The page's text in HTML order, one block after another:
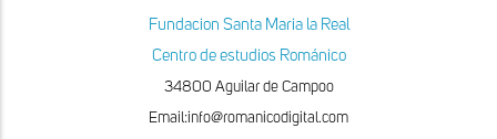
Fundacion Santa Maria la Real
Centro de estudios Románico
34800 Aguilar de Campoo
Email:info@romanicodigital.com